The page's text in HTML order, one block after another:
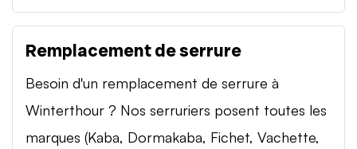
Remplacement de serrure
Besoin d'un remplacement de serrure à
Winterthour ? Nos serruriers posent toutes les
marques (Kaba, Dormakaba, Fichet, Vachette,